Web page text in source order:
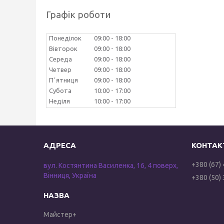
Графік роботи
Понеділок 09:00
18:00
Вівторок
09:00
18:00
Середа
09:00
18:00
Четвер
09:00
18:00
Пʼятниця
09:00
18:00
Субота
10:00
17:00
Неділя
10:00 17:00
вул. Костянтина Василенка, 16, 4 поверх,
Вінниця, Україна
Майстер+
+380 (67)
+380 (50)